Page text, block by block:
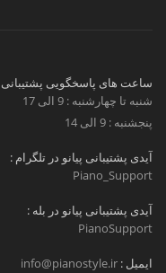
ساعت های پاسخگویی پشتیبانی
شنبه تا چهارشنبه : 9 الی 17
پنجشنبه : 9 الی 14
آیدی پشتیبانی پیانو در تلگرام :
Piano_Support
آیدی پشتیبانی پیانو در بله :
PianoSupport
ایمیل : info@pianostyle.ir